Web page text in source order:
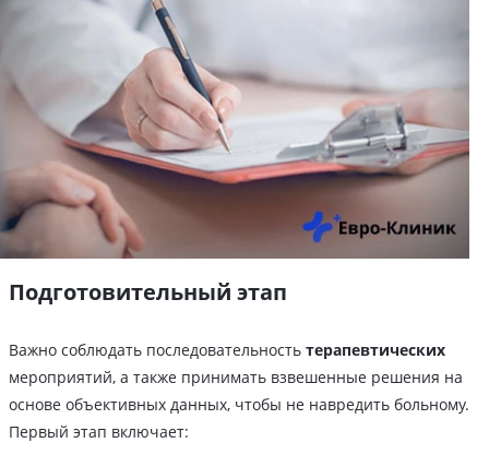
Подготовительный этап
Важно соблюдать последовательность терапевтических
мероприятий, а также принимать взвешенные решения на
основе объективных данных, чтобы не навредить больному.
Первый этап включает: